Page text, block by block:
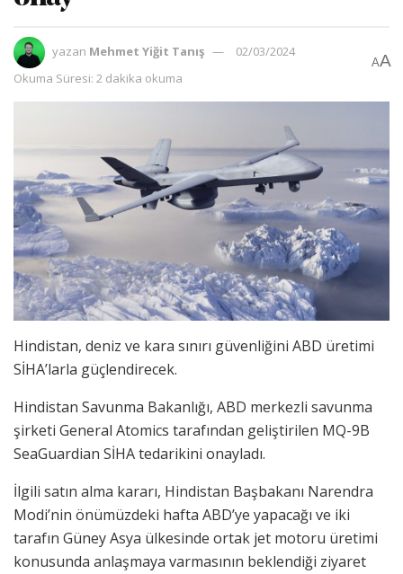
yazan Mehmet Yiğit Tanış
02/03/2024
Okuma Süresi: 2 dakika okuma
AA
Hindistan, deniz ve kara sınırı güvenliğini ABD üretimi
SİHA’larla güçlendirecek.
Hindistan Savunma Bakanlığı, ABD merkezli savunma
şirketi General Atomics tarafından geliştirilen MQ-9B
SeaGuardian SİHA tedarikini onayladı.
İlgili satın alma kararı, Hindistan Başbakanı Narendra
Modi’nin önümüzdeki hafta ABD’ye yapacağı ve iki
tarafın Güney Asya ülkesinde ortak jet motoru üretimi
konusunda anlaşmaya varmasının beklendiği ziyaret